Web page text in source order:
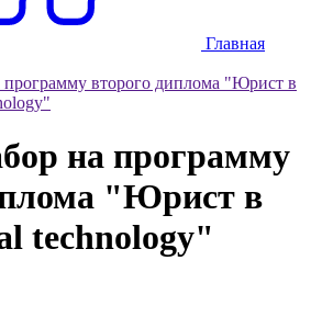
Главная
второго диплома "Юрист в
на программу
"Юрист в
technology"